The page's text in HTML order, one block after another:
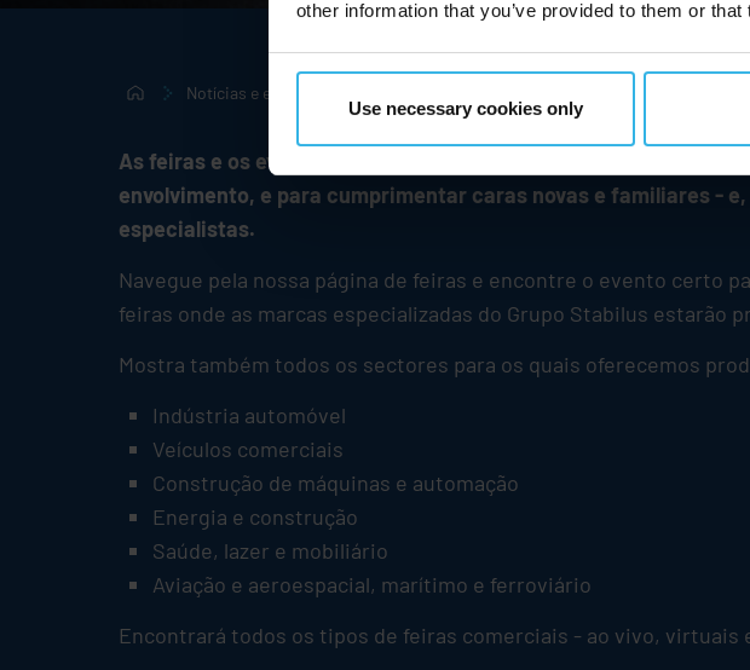
other information that you’ve provided to them or
Use necessary cookies only
Notícias e eventos
As feiras e os eventos sempre foram e continuarão a ser um
envolvimento, e para cumprimentar caras novas e familiares -
especialistas.
Navegue pela nossa página de feiras e encontre o evento certo
feiras onde as marcas especializadas do Grupo Stabilus estarão
Mostra também todos os sectores para os quais oferecemos
Indústria automóvel
Veículos comerciais
Construção de máquinas e automação
Energia e construção
Saúde, lazer e mobiliário
Aviação e aeroespacial, marítimo e ferroviário
Encontrará todos os tipos de feiras comerciais - ao vivo, virtuais